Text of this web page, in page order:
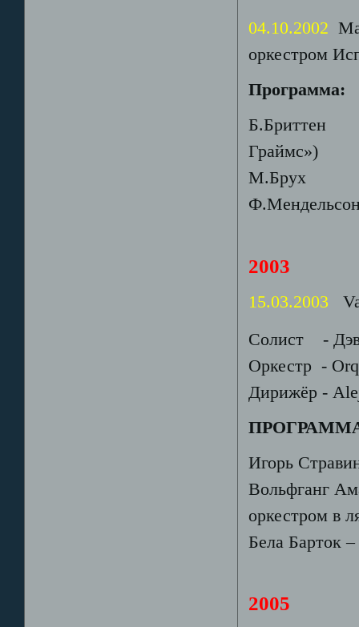
04.10.2002
оркестром
Программа:
Б.Бриттен -
Граймс»)
М.Брух -
2003
15.03.2003
Солист -
Оркестр -
Дирижёр -
Игорь
Вольфганг
оркестром в
Бела Барток
2005